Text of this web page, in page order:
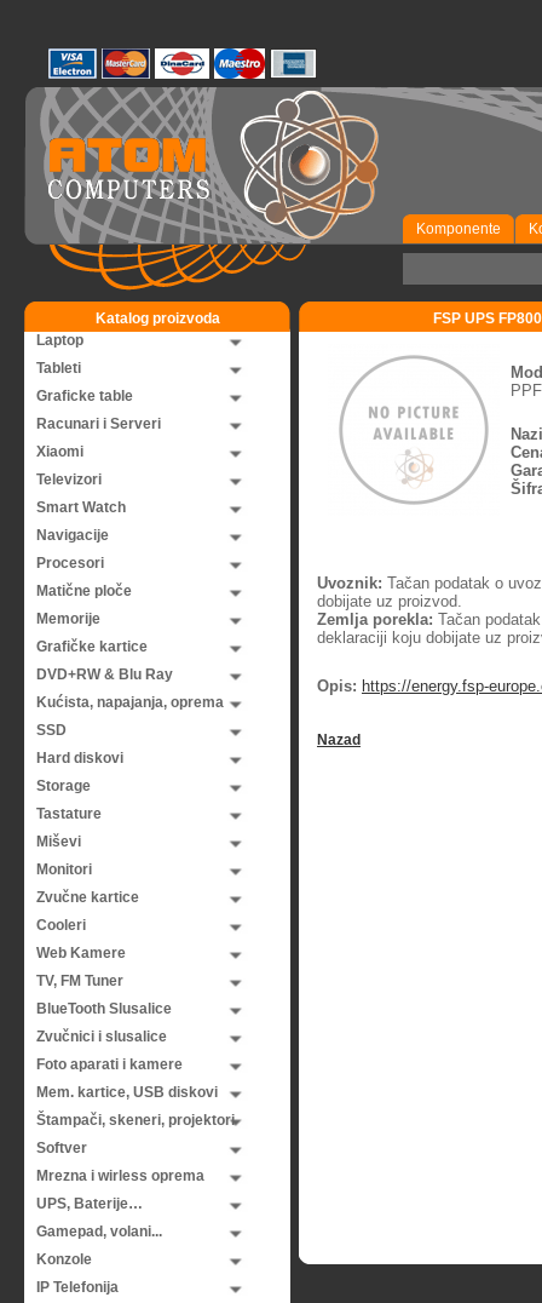
Komponente
Katalog proizvoda
Laptop
Tableti
Graficke table
Racunari i Serveri
Xiaomi
Televizori
Smart Watch
Navigacije
Procesori
Matične ploče
Memorije
Grafičke kartice
DVD+RW & Blu Ray
Kućista, napajanja, oprema
SSD
Hard diskovi
Storage
Tastature
Miševi
Monitori
Zvučne kartice
Cooleri
Web Kamere
TV, FM Tuner
BlueTooth Slusalice
Zvučnici i slusalice
Foto aparati i kamere
Mem. kartice, USB diskovi
Štampači, skeneri, projektori
Softver
Mrezna i wirless oprema
UPS, Baterije…
Gamepad, volani...
Konzole
IP Telefonija
FSP UPS
Uvoznik: Tačan podatak o
dobijate uz proizvod.
Zemlja porekla: Tačan
deklaraciji koju dobijate uz
Opis: https://energy.fsp-
Nazad